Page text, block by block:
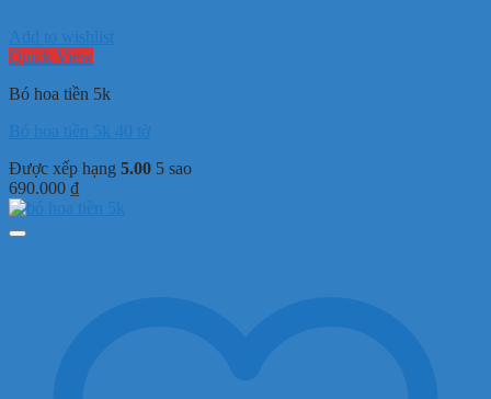
Quick View
Bó hoa tiền 5k
Được xếp hạng 5.00 5 sao
690.000 ₫